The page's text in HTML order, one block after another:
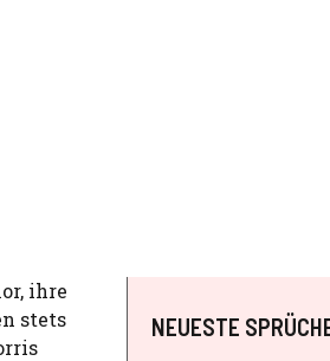
ihre
stets
NEUESTE